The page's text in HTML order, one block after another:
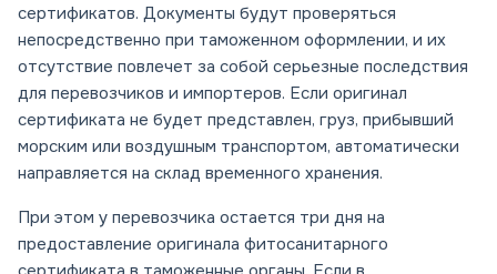
сертификатов. Документы будут проверяться
непосредственно при таможенном оформлении, и их
отсутствие повлечет за собой серьезные последствия
для перевозчиков и импортеров. Если оригинал
сертификата не будет представлен, груз, прибывший
морским или воздушным транспортом, автоматически
направляется на склад временного хранения.
При этом у перевозчика остается три дня на
предоставление оригинала фитосанитарного